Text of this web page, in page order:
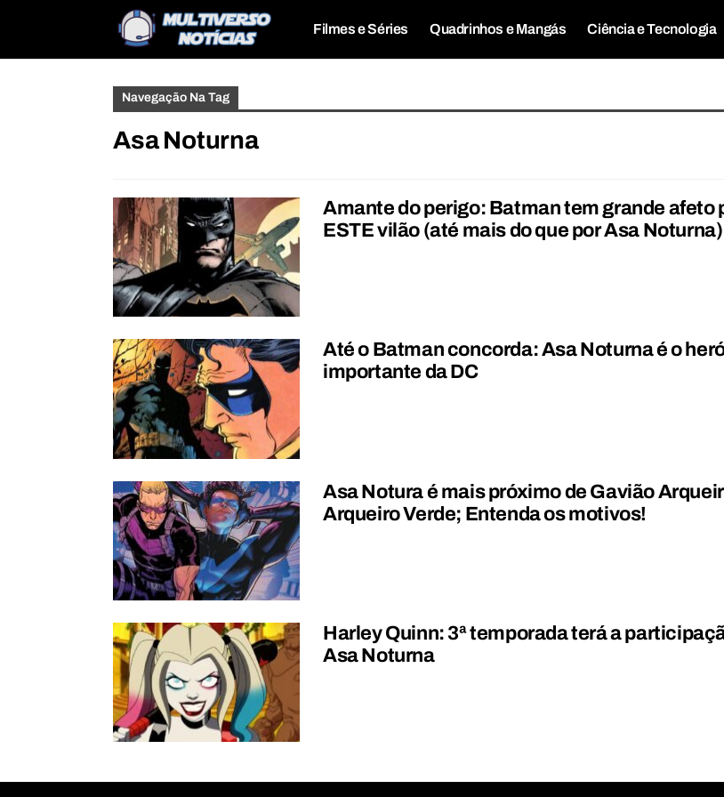
Filmes e Séries Quadrinhos e Mangás Ciência e Tecnologia
Navegação Na Tag
Asa Noturna
Amante do perigo: Batman tem grande afeto
ESTE vilão (até mais do que por Asa Noturna)
Até o Batman concorda: Asa Noturna é o
importante da DC
Asa Notura é mais próximo de Gavião
Arqueiro Verde; Entenda os motivos!
Harley Quinn: 3ª temporada terá a
Asa Noturna